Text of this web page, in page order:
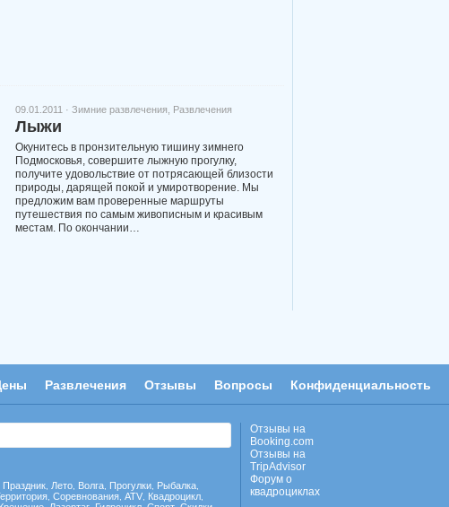
09.01.2011 · Зимние развлечения Развлечения
Лыжи
Окунитесь в пронзительную тишину зимнего
Подмосковья, совершите лыжную прогулку,
получите удовольствие от потрясающей близости
природы, дарящей покой и умиротворение. Мы
предложим вам проверенные маршруты
путешествия по самым живописным и красивым
местам. По окончании…
Развлечения Отзывы Вопросы Конфиденциальность
Праздник Лето Волга Прогулки Рыбалка
Соревнования ATV Квадроцикл
Отзывы на
Booking.com
Отзывы на
TripAdvisor
Форум о
квадроциклах